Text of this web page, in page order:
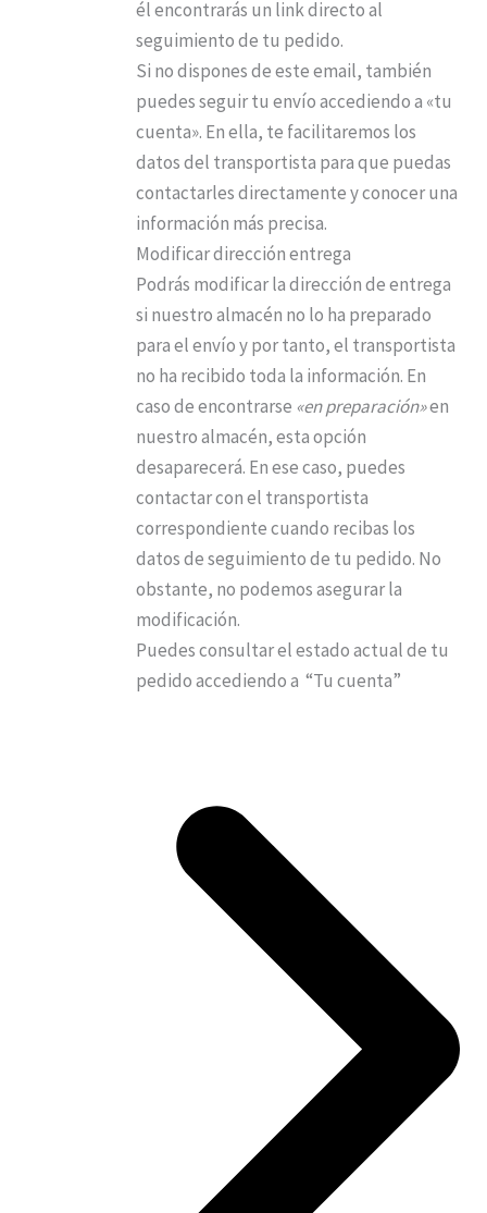
él encontrarás un link directo al
seguimiento de tu pedido.
Si no dispones de este email, también
puedes seguir tu envío accediendo a «tu
cuenta». En ella, te facilitaremos los
datos del transportista para que puedas
contactarles directamente y conocer una
información más precisa.
Modificar dirección entrega
Podrás modificar la dirección de entrega
si nuestro almacén no lo ha preparado
para el envío y por tanto, el transportista
no ha recibido toda la información. En
caso de encontrarse «en preparación»en
nuestro almacén, esta opción
desaparecerá. En ese caso, puedes
contactar con el transportista
correspondiente cuando recibas los
datos de seguimiento de tu pedido. No
obstante, no podemos asegurar la
modificación.
Puedes consultar el estado actual de tu
pedido accediendo a “Tu cuenta”